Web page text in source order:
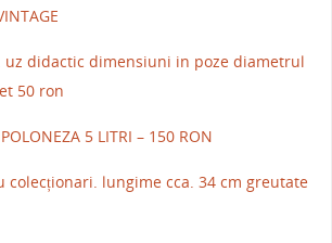
uz didactic dimensiuni in poze diametrul
50 ron
5 LITRI – 150 RON
colecționari. lungime cca. 34 cm greutate